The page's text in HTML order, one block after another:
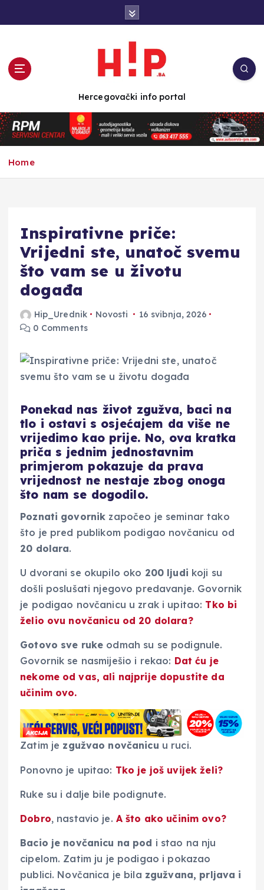
n
t
e
Hercegovački info portal
Home
Inspirativne priče:
Vrijedni ste, unatoč svemu
što vam se u životu
događa
Hip_Urednik Novosti
16 svibnja, 2026
0 Comments
Ponekad nas život zgužva, baci na
tlo i ostavi s osjećajem da više ne
vrijedimo kao prije. No, ova kratka
priča s jednim jednostavnim
primjerom pokazuje da prava
vrijednost ne nestaje zbog onoga
što nam se dogodilo.
Poznati govornik započeo je seminar tako
što je pred publikom podigao novčanicu od
20 dolara.
U dvorani se okupilo oko 200 ljudi koji su
došli poslušati njegovo predavanje. Govornik
je podigao novčanicu u zrak i upitao: Tko bi
želio ovu novčanicu od 20 dolara?
Gotovo sve ruke odmah su se podignule.
Govornik se nasmiješio i rekao: Dat ću je
nekome od vas, ali najprije dopustite da
učinim ovo.
Zatim je zgužvao novčanicu u ruci.
Ponovno je upitao: Tko je još uvijek želi?
Ruke su i dalje bile podignute.
Dobro, nastavio je. A što ako učinim ovo?
Bacio je novčanicu na pod i stao na nju
cipelom. Zatim ju je podigao i pokazao
publici. Novčanica je bila zgužvana, prljava i